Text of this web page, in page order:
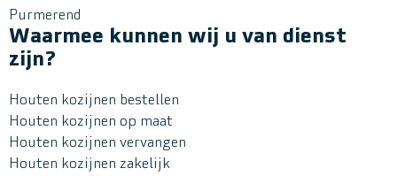
Purmerend
Waarmee kunnen wij u van dienst
zijn?
Houten kozijnen bestellen
Houten kozijnen op maat
Houten kozijnen vervangen
Houten kozijnen zakelijk